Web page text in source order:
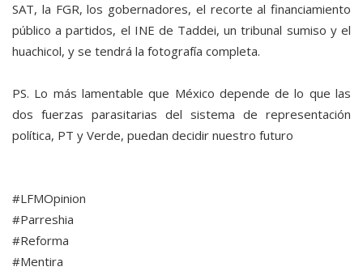
SAT, la FGR, los gobernadores, el recorte al financiamiento
público a partidos, el INE de Taddei, un tribunal sumiso y el
huachicol, y se tendrá la fotografía completa.
PS. Lo más lamentable que México depende de lo que las
dos fuerzas parasitarias del sistema de representación
política, PT y Verde, puedan decidir nuestro futuro
#LFMOpinion
#Parreshia
#Reforma
#Mentira